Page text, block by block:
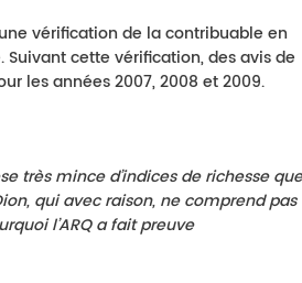
vérification de la contribuable en
cette vérification, des avis de
les années 2007, 2008 et 2009.
très mince d’indices de richesse que
qui avec raison, ne comprend pas
l’ARQ a fait preuve